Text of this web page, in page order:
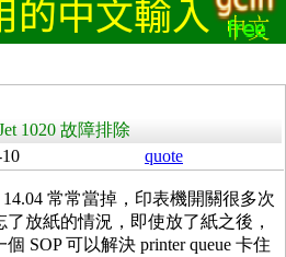
1020 故障排除
quote
14.04 常常當掉，印表機開關很多次
放紙的情況，即使放了紙之後，
SOP 可以解決 printer queue 卡住